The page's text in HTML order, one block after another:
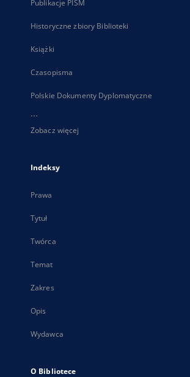
Publikacje PISM
Historyczne zbiory Biblioteki
Książki
Czasopisma
Polskie Dokumenty Dyplomatyczne
...
Zobacz więcej
Indeksy
Prawa
Tytuł
Twórca
Temat
Zakres
Opis
Wydawca
O Bibliotece